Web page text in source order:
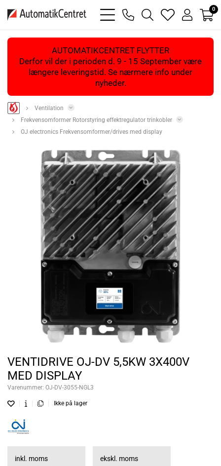
bars
light
phone
magnifying
glass
heart
light
user
light
0
AUTOMATIKCENTRET FLYTTER
Derfor vil der i perioden d. 9 - 15 September være
længere leveringstid. Se nærmere info under
nyheder.
Ventilation
Frekvensomformer Rotorstyring effektregulator trinkobler
OJ electronics Frekvensomformer/drives med display
VENTIDRIVE OJ-DV 5,5KW 3X400V
MED DISPLAY
Varenummer: OJ-DV-3055-NGL3
Ikke på lager
inkl. moms ekskl. moms